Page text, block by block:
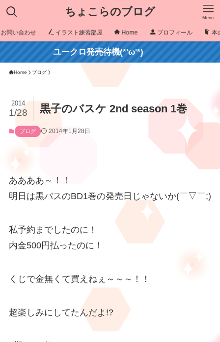
ちょこらのブログ Menu
問い合わせ イラスト練習部屋 Home プロフィール 本
ユークロ発売待機(*'ω'*)
Home ブログ
黒子のバスケ 2nd season 1巻
2014
1/28
ブログ 2014年1月28日
ああああ～！！
明日は黒バスのBD1巻の発売日じゃないか(￣▽￣;)
私予約までしたのに！
内金500円払ったのに！
くじで金無くて買えねぇ～～～！！
超楽しみにしてたんだよ!?